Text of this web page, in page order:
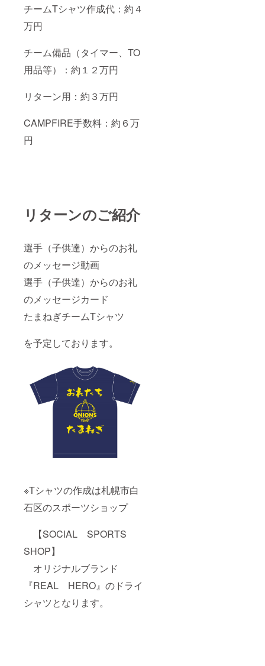
チームTシャツ作成代：約４
万円
チーム備品（タイマー、TO
用品等）：約１２万円
リターン用：約３万円
CAMPFIRE手数料：約６万
円
リターンのご紹介
選手（子供達）からのお礼
のメッセージ動画
選手（子供達）からのお礼
のメッセージカード
たまねぎチームTシャツ
を予定しております。
※Tシャツの作成は札幌市白
石区のスポーツショップ
【SOCIAL SPORTS
SHOP】
オリジナルブランド
『REAL HERO』のドライ
シャツとなります。